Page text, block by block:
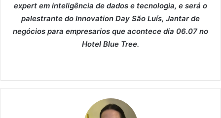
expert em inteligência de dados e tecnologia, e será o
palestrante do Innovation Day São Luís, Jantar de
negócios para empresarios que acontece dia 06.07 no
Hotel Blue Tree.